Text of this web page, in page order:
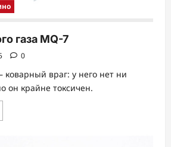
газа MQ-7
0
коварный враг: у него нет ни
он крайне токсичен.